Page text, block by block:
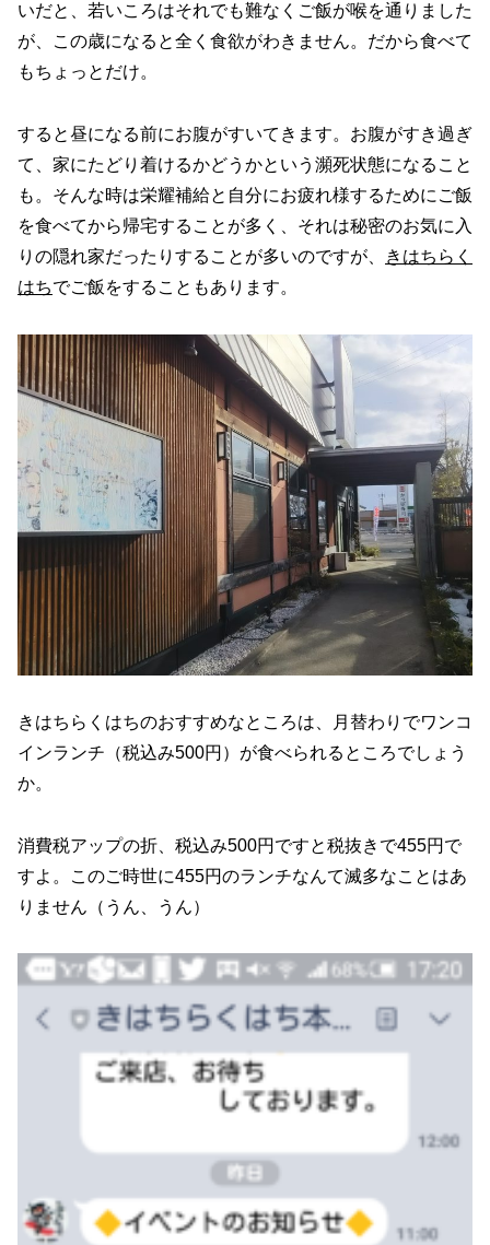
いだと、若いころはそれでも難なくご飯が喉を通りました
が、この歳になると全く食欲がわきません。だから食べて
もちょっとだけ。
すると昼になる前にお腹がすいてきます。お腹がすき過ぎ
て、家にたどり着けるかどうかという瀕死状態になること
も。そんな時は栄耀補給と自分にお疲れ様するためにご飯
を食べてから帰宅することが多く、それは秘密のお気に入
りの隠れ家だったりすることが多いのですが、
きはちらく
はちでご飯をすることもあります。
きはちらくはちのおすすめなところは、月替わりでワンコ
インランチ（税込み500円）が食べられるところでしょう
か。
消費税アップの折、税込み500円ですと税抜きで455円で
すよ。このご時世に455円のランチなんて滅多なことはあ
りません（うん、うん）